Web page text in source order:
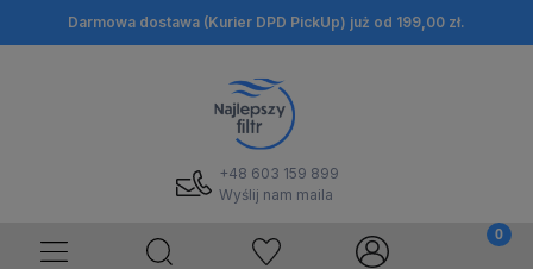
Darmowa dostawa (Kurier DPD PickUp) już od 199,00 zł.
+48 603 159 899
Wyślij nam maila